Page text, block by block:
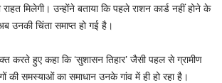
मिलेगी। उन्होंने बताया कि पहले राशन कार्ड नहीं होने के
उनकी चिंता समाप्त हो गई है।
करते हुए कहा कि ‘सुशासन तिहार’ जैसी पहल से ग्रामीण
की समस्याओं का समाधान उनके गांव में ही हो रहा है।